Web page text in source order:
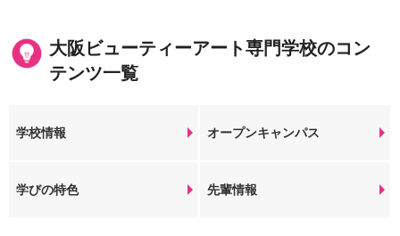
大阪ビューティーアート専門学校のコン
テンツ一覧
学校情報 オープンキャンパス
学びの特色 先輩情報